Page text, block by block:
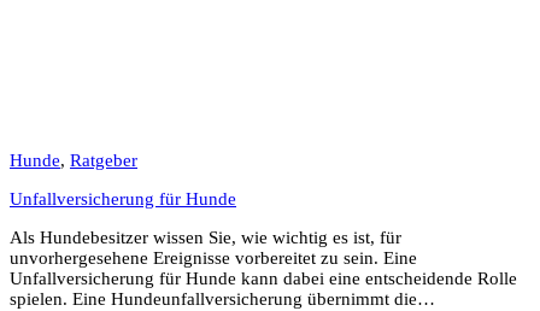
Hunde, Ratgeber
Unfallversicherung für Hunde
Als Hundebesitzer wissen Sie, wie wichtig es ist, für
unvorhergesehene Ereignisse vorbereitet zu sein. Eine
Unfallversicherung für Hunde kann dabei eine entscheidende Rolle
spielen. Eine Hundeunfallversicherung übernimmt die…